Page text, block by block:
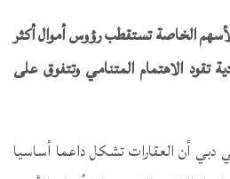
الخاصة تستقطب رؤوس أموال أكثر
تقود الاهتمام المتنامي وتتفوق على
دبي أن العقارات تشكل داعما أساسيا